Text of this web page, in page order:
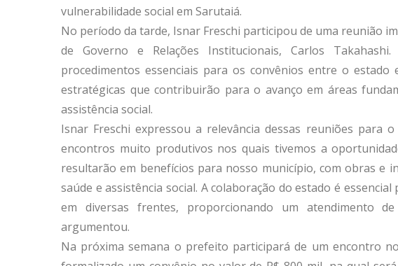
vulnerabilidade social em Sarutaiá.
No período da tarde, Isnar Freschi participou de uma reunião
de Governo e Relações Institucionais, Carlos
procedimentos essenciais para os convênios entre o estado
estratégicas que contribuirão para o avanço em áreas
assistência social.
Isnar Freschi expressou a relevância dessas reuniões para
encontros muito produtivos nos quais tivemos a
resultarão em benefícios para nosso município, com obras e
saúde e assistência social. A colaboração do estado é
em diversas frentes, proporcionando um atendimento
argumentou.
Na próxima semana o prefeito participará de um encontro